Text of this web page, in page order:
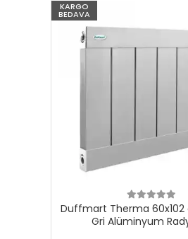
KARGO
BEDAVA
Duffmart Therma
Gri Alüminyum